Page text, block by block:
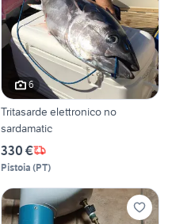
6
Tritasarde elettronico no
sardamatic
330 €
Pistoia (PT)